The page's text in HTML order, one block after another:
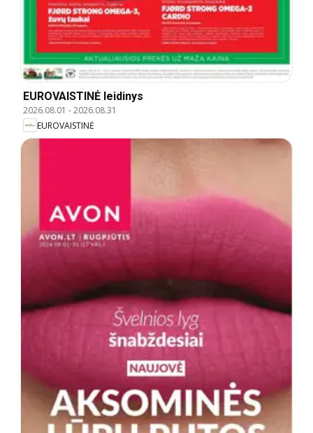
EUROVAISTINĖ leidinys
2026.08.01 -2026.08.31
EUROVAISTINĖ